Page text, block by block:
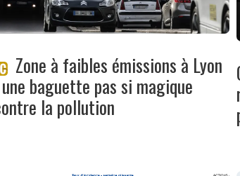
Zone à faibles émissions à Lyon
baguette pas si magique
la pollution